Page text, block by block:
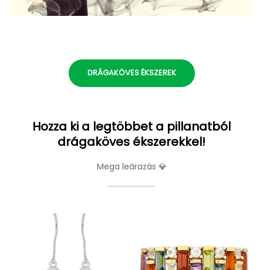
DRÁGAKÖVES ÉKSZEREK
Hozza ki a legtöbbet a pillanatból
drágaköves ékszerekkel!
Mega leárazás 💎